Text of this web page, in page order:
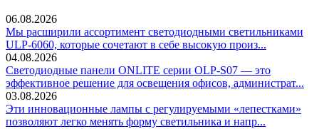
06.08.2026
Мы расширили ассортимент светодиодными светильниками
ULP-6060, которые сочетают в себе высокую произ...
04.08.2026
Светодиодные панели ONLITE серии OLP-S07 — это
эффективное решение для освещения офисов, администрат...
03.08.2026
Эти инновационные лампы с регулируемыми «лепестками»
позволяют легко менять форму светильника и напр...